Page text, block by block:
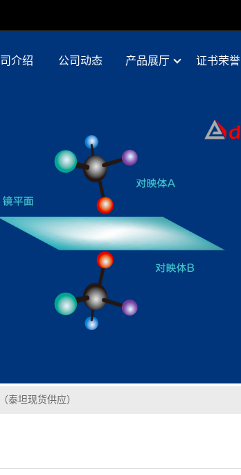
介绍 公司动态 产品展厅 证书荣誉
泰坦现货供应）